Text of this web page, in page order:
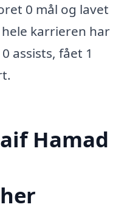
0 mål og lavet
karrieren har
assists, fået 1
Hamad